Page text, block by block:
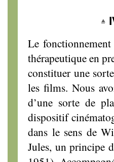
Le
thérapeutique en
constituer une
les films. Nous
d’une sorte de
dispositif
dans le sens de
Jules, un principe